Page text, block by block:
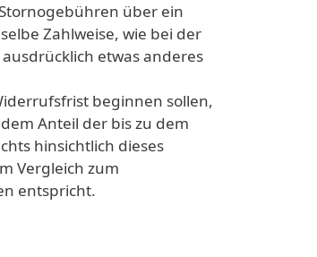
über ein
Zahlweise, wie bei der
etwas anderes
beginnen sollen,
Anteil der bis zu dem
hinsichtlich dieses
Vergleich zum
entspricht.